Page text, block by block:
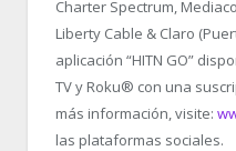
Charter Spectrum,
Liberty Cable & Claro
aplicación “HITN GO”
TV y Roku® con una
más información, visite:
las plataformas sociales.